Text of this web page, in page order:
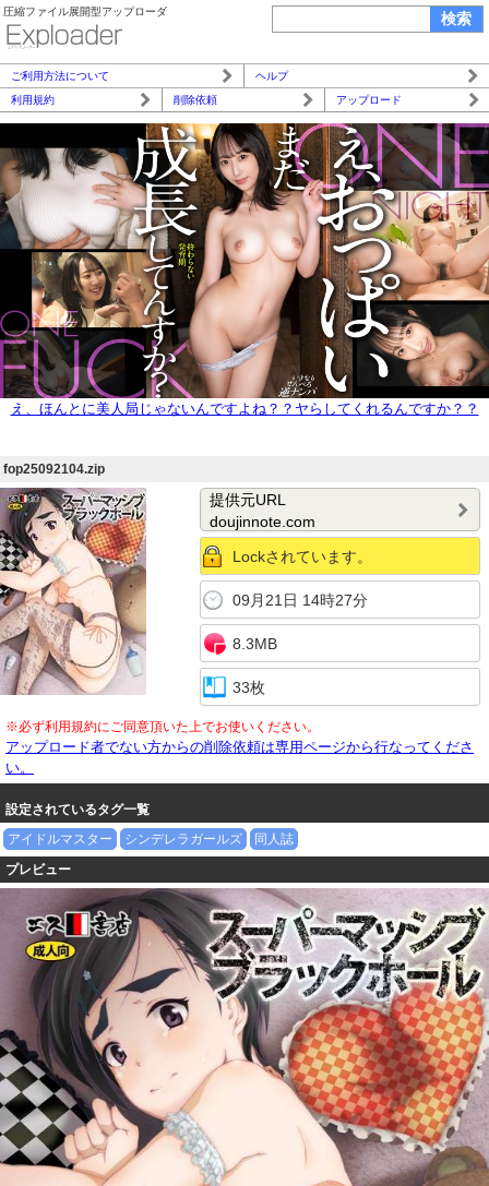
圧縮ファイル展開型アップローダ
ご利用方法について
ヘルプ
利用規約
削除依頼 アップロード
え、ほんとに美人局じゃないんですよね？？ヤらしてくれるんですか？？
fop25092104.zip
提供元URL
doujinnote.com
Lockされています。
09月21日 14時27分
8.3MB
33枚
※必ず利用規約にご同意頂いた上でお使いください。
アップロード者でない方からの削除依頼は専用ページから行なってくださ
い。
設定されているタグ一覧
アイドルマスター
シンデレラガールズ
同人誌
プレビュー